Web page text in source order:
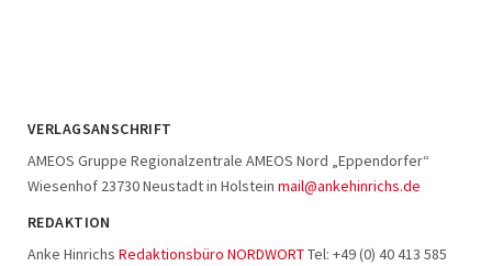
VERLAGSANSCHRIFT
AMEOS Gruppe Regionalzentrale AMEOS Nord „Eppendorfer“
Wiesenhof 23730 Neustadt in Holstein mail@ankehinrichs.de
REDAKTION
Anke Hinrichs Redaktionsbüro NORDWORTTel: +49 (0) 40 413 585